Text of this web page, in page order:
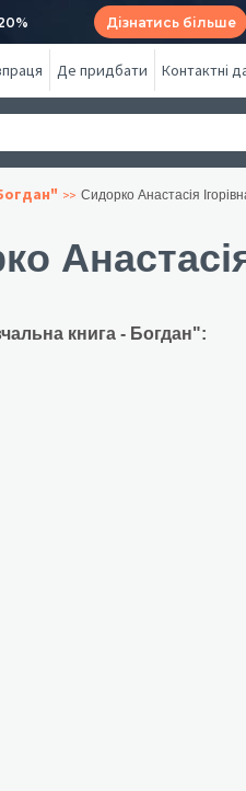
Дізнатись більше
Де придбати Контактні
Сидорко Анастасія
книга - Богдан":